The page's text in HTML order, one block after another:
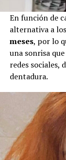
En función de
alternativa a
meses, por lo
una sonrisa
redes sociales,
dentadura.